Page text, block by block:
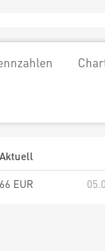
Aktuell
EUR